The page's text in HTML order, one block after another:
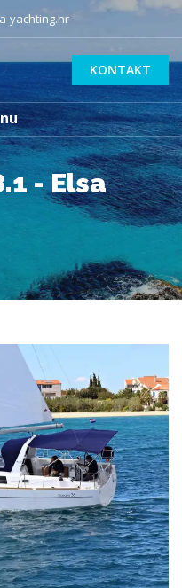
yachting.hr
KONTAKT
- Elsa